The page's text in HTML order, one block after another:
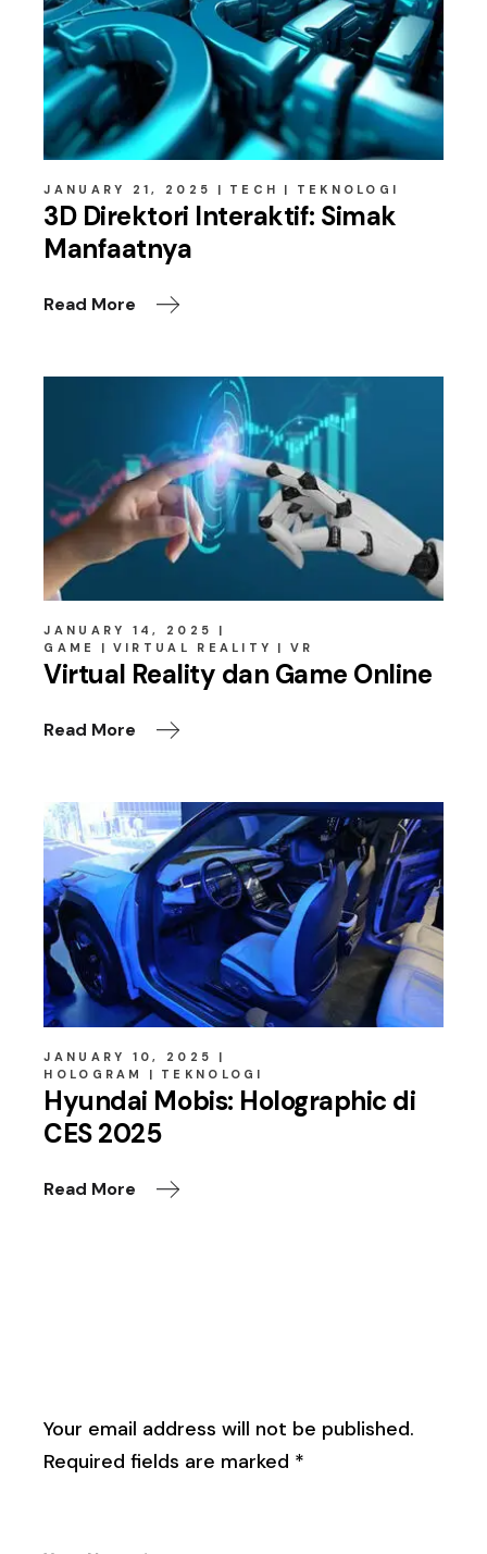
JANUARY 21, 2025 TECH TEKNOLOGI
3D Direktori Interaktif: Simak
Manfaatnya
Read More
JANUARY 14, 2025
GAME
VIRTUAL REALITY VR
Virtual Reality dan Game Online
Read More
JANUARY 10, 2025
HOLOGRAM
TEKNOLOGI
Hyundai Mobis: Holographic di
CES 2025
Read More
Your email address will not be published.
Required fields are marked *